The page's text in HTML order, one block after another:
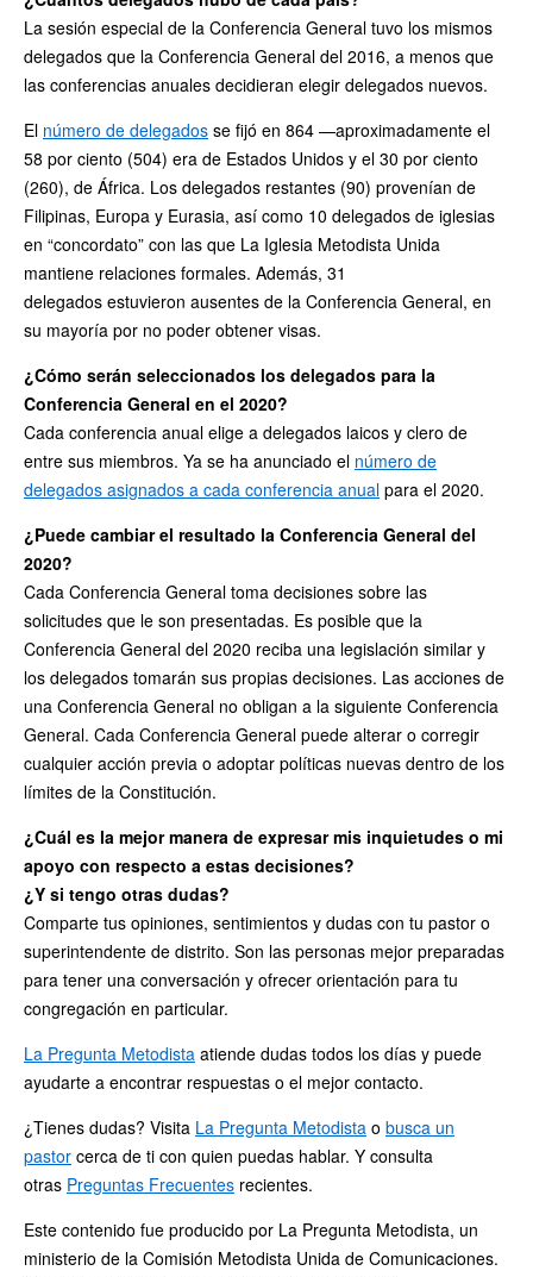
La sesión especial de la Conferencia General tuvo los mismos
delegados que la Conferencia General del 2016, a menos que
las conferencias anuales decidieran elegir delegados nuevos.
El número de delegados se fijó en 864 —aproximadamente el
58 por ciento (504) era de Estados Unidos y el 30 por ciento
(260), de África. Los delegados restantes (90) provenían de
Filipinas, Europa y Eurasia, así como 10 delegados de iglesias
en “concordato” con las que La Iglesia Metodista Unida
mantiene relaciones formales. Además, 31
delegados estuvieron ausentes de la Conferencia General, en
su mayoría por no poder obtener visas.
¿Cómo serán seleccionados los delegados para la
Conferencia General en el 2020?
Cada conferencia anual elige a delegados laicos y clero de
entre sus miembros. Ya se ha anunciado el número de
delegados asignados a cada conferencia anual para el 2020.
¿Puede cambiar el resultado la Conferencia General del
2020?
Cada Conferencia General toma decisiones sobre las
solicitudes que le son presentadas. Es posible que la
Conferencia General del 2020 reciba una legislación similar y
los delegados tomarán sus propias decisiones. Las acciones de
una Conferencia General no obligan a la siguiente Conferencia
General. Cada Conferencia General puede alterar o corregir
cualquier acción previa o adoptar políticas nuevas dentro de los
límites de la Constitución.
¿Cuál es la mejor manera de expresar mis inquietudes o mi
apoyo con respecto a estas decisiones?
¿Y si tengo otras dudas?
Comparte tus opiniones, sentimientos y dudas con tu pastor o
superintendente de distrito. Son las personas mejor preparadas
para tener una conversación y ofrecer orientación para tu
congregación en particular.
La Pregunta Metodista atiende dudas todos los días y puede
ayudarte a encontrar respuestas o el mejor contacto.
¿Tienes dudas? Visita La Pregunta Metodista o busca un
pastor cerca de ti con quien puedas hablar. Y consulta
otras Preguntas Frecuentes recientes.
Este contenido fue producido por La Pregunta Metodista, un
ministerio de la Comisión Metodista Unida de Comunicaciones.